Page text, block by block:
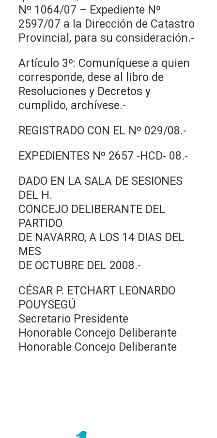
Nº 1064/07 – Expediente Nº
2597/07 a la Dirección de Catastro
Provincial, para su consideración.-
Artículo 3º: Comuníquese a quien
corresponde, dese al libro de
Resoluciones y Decretos y
cumplido, archívese.-
REGISTRADO CON EL Nº 029/08.-
EXPEDIENTES Nº 2657 -HCD- 08.-
DADO EN LA SALA DE SESIONES
DEL H.
CONCEJO DELIBERANTE DEL
PARTIDO
DE NAVARRO, A LOS 14 DIAS DEL
MES
DE OCTUBRE DEL 2008.-
CÉSAR P. ETCHART LEONARDO
POUYSEGÚ
Secretario Presidente
Honorable Concejo Deliberante
Honorable Concejo Deliberante